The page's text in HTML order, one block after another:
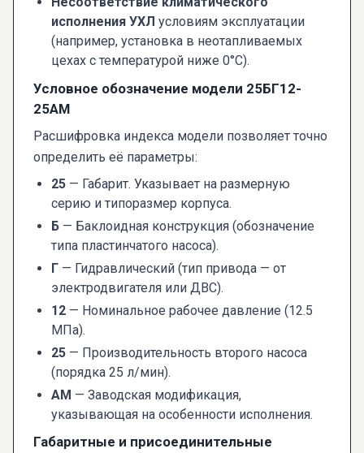
исполнения УХЛ условиям эксплуатации
(например, установка в неотапливаемых
цехах с температурой ниже 0°C).
Условное обозначение модели 25БГ12-
25АМ
Расшифровка индекса модели позволяет точно
определить её параметры:
25 — Габарит. Указывает на размерную
серию и типоразмер корпуса.
Б — Баклоидная конструкция (обозначение
типа пластинчатого насоса).
Г — Гидравлический (тип привода — от
электродвигателя или ДВС).
12 — Номинальное рабочее давление (12.5
МПа).
25 — Производительность второго насоса
(порядка 25 л/мин).
АМ — Заводская модификация,
указывающая на особенности исполнения.
Габаритные и присоединительные